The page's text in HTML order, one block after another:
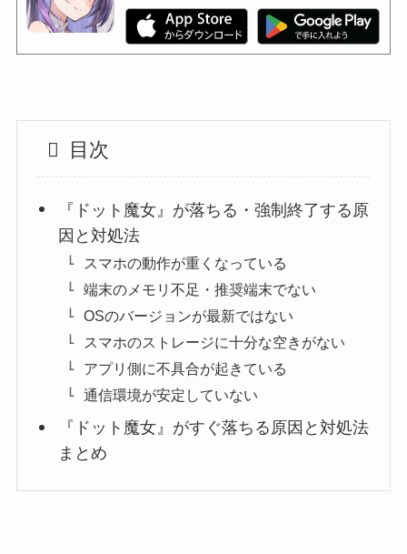
目次
『ドット魔女』が落ちる・強制終了する原
因と対処法
スマホの動作が重くなっている
端末のメモリ不足・推奨端末でない
OSのバージョンが最新ではない
スマホのストレージに十分な空きがない
アプリ側に不具合が起きている
通信環境が安定していない
『ドット魔女』がすぐ落ちる原因と対処法
まとめ